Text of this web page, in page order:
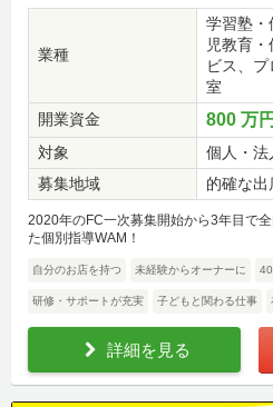
業種
学習塾・
児教育
ビス、
室
開業資金
800 万円
対象
個人・法
募集地域
的確な出
2020年のFC一次募集開始から3年目で
た個別指導WAM！
自分のお店を持つ 未経験からオーナーに
研修・サポートが充実 子どもと関わる仕事
詳細を見る